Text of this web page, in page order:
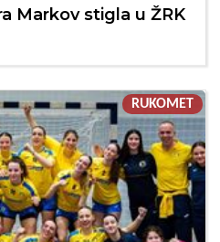
Markov stigla u ŽRK
RUKOMET